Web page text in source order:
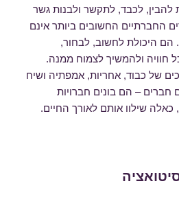
לכבד, לתקשר ולבנות גשר
החברתיים החשובים ביותר אינם
הם היכולת לחשוב, לבחור,
חוויה ולהמשיך לצמוח ממנה.
של כבוד, אחריות, אמפתיה ושיח
חברים – הם בונים חברויות
כאלה שילוו אותם לאורך החיים.